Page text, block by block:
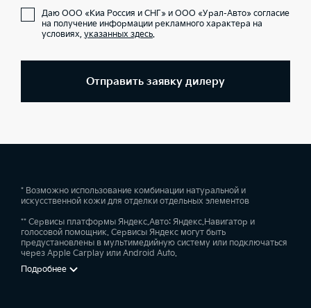
Даю ООО «Киа Россия и СНГ» и ООО «Урал-Авто» согласие
на получение информации рекламного характера на
условиях, указанных здесь.
Отправить заявку дилеру
* Возможно использование комбинации натуральной и
искусственной кожи для отделки отдельных элементов
** Сервисы платформы Яндекс.Авто: Яндекс.Навигатор и
голосовой помощник. Сервисы Яндекс могут быть
предустановлены в мультимедийную систему или подключаться
через Apple Carplay или Android Auto.
Подробнее